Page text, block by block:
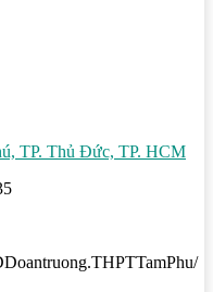
TP. Thủ Đức, TP. HCM